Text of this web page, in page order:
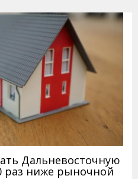
Дальневосточную
раз ниже рыночной